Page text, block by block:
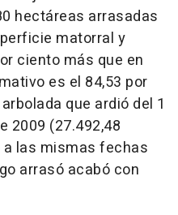
hectáreas arrasadas
matorral y
ciento más que en
es el 84,53 por
que ardió del 1
2009 (27.492,48
las mismas fechas
arrasó acabó con